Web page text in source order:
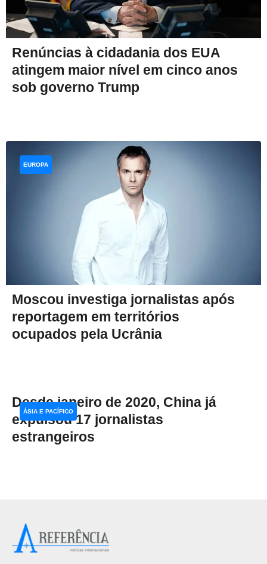
Renúncias à cidadania dos EUA
atingem maior nível em cinco anos
sob governo Trump
Moscou investiga jornalistas após
reportagem em territórios
ocupados pela Ucrânia
EUROPA
Desde janeiro de 2020, China já
expulsou 17 jornalistas
estrangeiros
ÁSIA E PACÍFICO